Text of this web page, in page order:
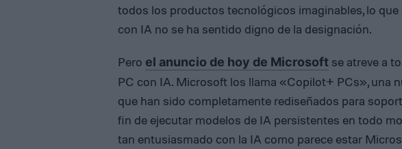
todos los productos tecnológicos imaginables, lo que
con IA no se ha sentido digno de la designación.
Pero el anuncio de hoy de Microsoft se atreve a
PC con IA. Microsoft los llama «Copilot+ PCs», una
que han sido completamente rediseñados para
fin de ejecutar modelos de IA persistentes en todo
tan entusiasmado con la IA como parece estar